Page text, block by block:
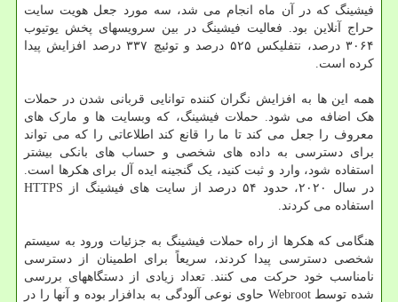
فیشینگ که در آن ماه انجام می شد، سه مورد جعل هویت سایت
حراج آنلاین بود. فعالیت فیشینگ در بین سرویسهای پخش یوتیوب
۳۰۶۴ درصد، نتفلیکس ۵۲۵ درصد و توئیچ ۳۳۷ درصد افزایش پیدا
کرده است.
همه این ها به افزایش نگران کننده توانایی قربانی شدن در حملات
هک اضافه می شود. حملات فیشینگ، که وبسایت ها و مارک های
معروف را جعل می کند تا ما را قانع کند اطلاعاتی را که می تواند
برای دسترسی به داده های شخصی و حساب های بانکی بیشتر
استفاده شود، وارد و ثبت کنید، یک گنجینه ایده آل برای هکرها است.
در سال ۲۰۲۰، حدود ۵۴ درصد از سایت های فیشینگ از HTTPS
استفاده می کردند.
هنگامی که هکرها از راه حملات فیشینگ به جزئیات ورود به سیستم
شخصی دسترسی پیدا کردند، سریعاً برای اطمینان از دسترسی
نامناسب خود حرکت می کنند. تعداد زیادی از دستگاههای بررسی
شده توسط Webroot حاوی نوعی آلودگی به بدافزار بوده و آنها را در